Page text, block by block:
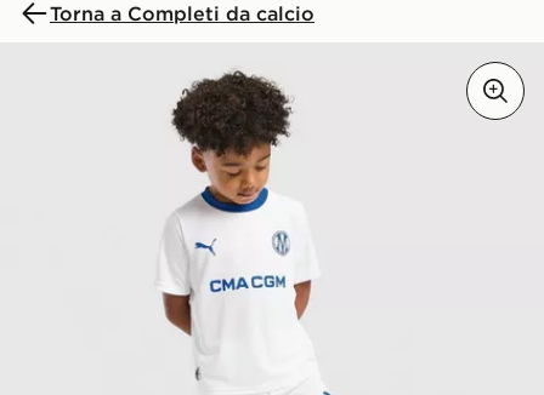
Torna a Completi da calcio